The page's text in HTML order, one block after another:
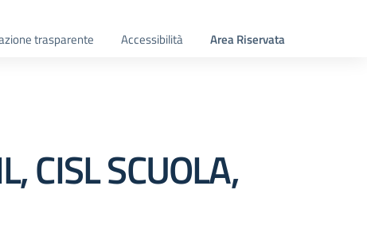
trasparente Accessibilità Area Riservata
CISL SCUOLA,